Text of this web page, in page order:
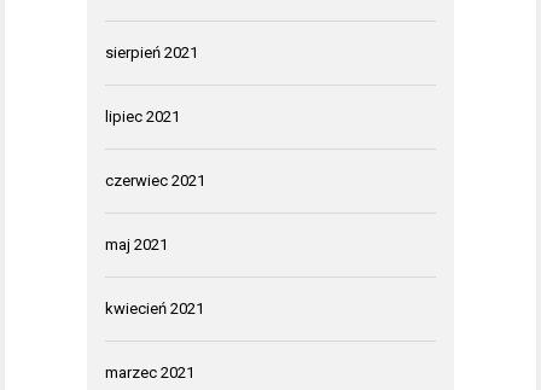
sierpień 2021
lipiec 2021
czerwiec 2021
maj 2021
kwiecień 2021
marzec 2021